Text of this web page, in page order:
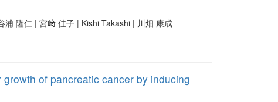
隆仁 | 宮﨑 佳子 | Kishi Takashi | 川畑 康成
of pancreatic cancer by inducing